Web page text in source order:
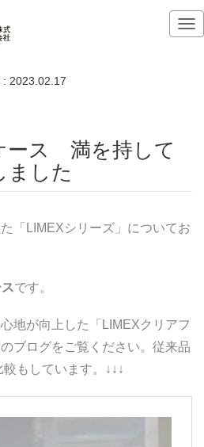
T
t
: 2023.02.17
ました
「LIMEXシリーズ」についてお
です。
地が向上した「LIMEXクリアフ
ブログをご覧ください。従来品
もしています。↓↓↓